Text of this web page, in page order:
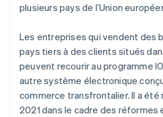
plusieurs pays de l’Union
Les entreprises qui vendent des
pays tiers à des clients situés
peuvent recourir au programme
autre système électronique
commerce transfrontalier. Il a été
2021 dans le cadre des réformes